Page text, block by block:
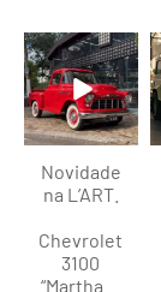
lart.br
Ago 8
Novidade
na L’ART.
Chevrolet
3100
“Martha